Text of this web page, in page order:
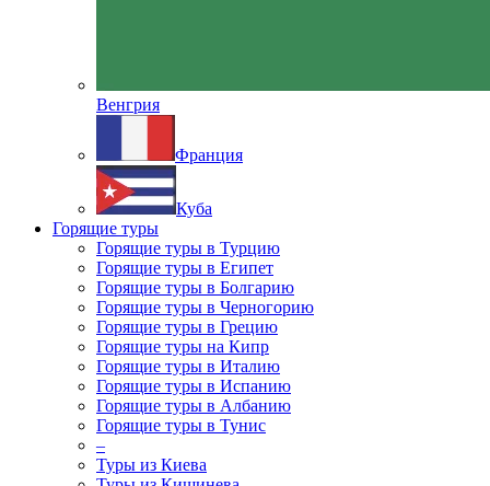
Венгрия
Франция
Куба
Горящие туры
Горящие туры в Турцию
Горящие туры в Египет
Горящие туры в Болгарию
Горящие туры в Черногорию
Горящие туры в Грецию
Горящие туры на Кипр
Горящие туры в Италию
Горящие туры в Испанию
Горящие туры в Албанию
Горящие туры в Тунис
–
Туры из Киева